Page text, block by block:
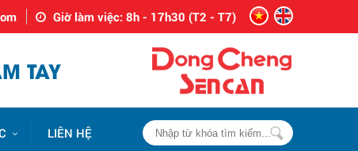
Giờ làm việc: 8h - 17h30 (T2 - T7)
TAY
LIÊN HỆ